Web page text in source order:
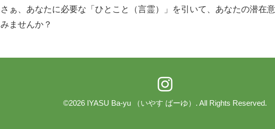
さぁ、あなたに必要な「ひとこと（言霊）」を引いて、あなたの潜在
みませんか？
©2026 IYASU Ba-yu （いやす ばーゆ） . All Rights Reserved.